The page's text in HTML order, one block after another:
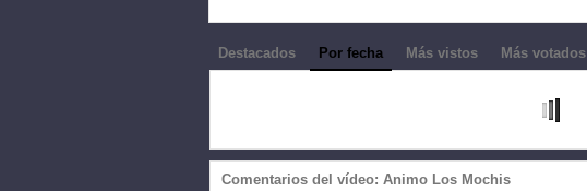
Destacados Por fecha Más vistos Más votados
Comentarios del vídeo: Animo Los Mochis